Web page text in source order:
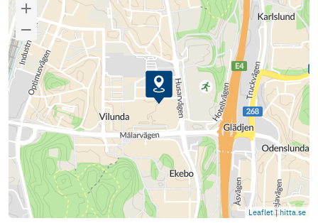
Leaflet | hitta.se